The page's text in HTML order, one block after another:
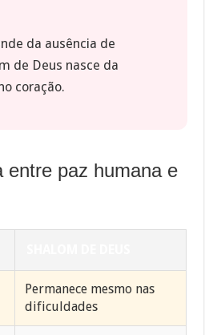
da ausência de
de Deus nasce da
coração.
entre paz humana e
Permanece mesmo nas
dificuldades